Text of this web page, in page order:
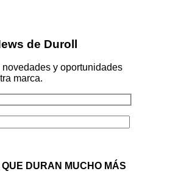
de Duroll
y oportunidades
marca.
DURAN MUCHO MÁS